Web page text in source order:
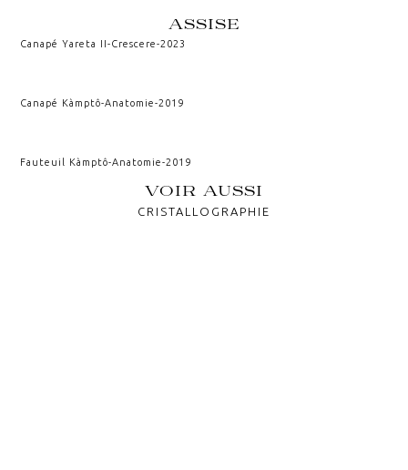
ASSISE
Canapé Yareta II-Crescere-2023
Canapé Kàmptô-Anatomie-2019
Fauteuil Kàmptô-Anatomie-2019
VOIR AUSSI
CRISTALLOGRAPHIE